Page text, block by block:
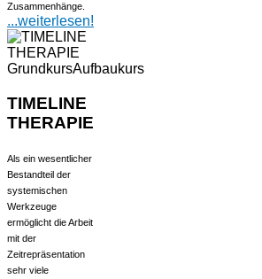
Zusammenhänge.
...weiterlesen!
TIMELINE
THERAPIE
Als ein wesentlicher
Bestandteil der
systemischen
Werkzeuge
ermöglicht die Arbeit
mit der
Zeitrepräsentation
sehr viele